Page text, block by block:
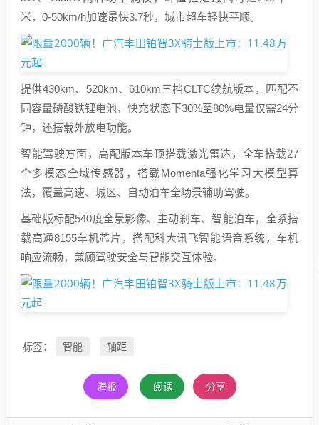
米，0-50km/h加速最快3.7秒，城市超车轻快平顺。
提供430km、520km、610km三档CLTC续航版本，匹配不
同容量磷酸铁锂电池，快充状态下30%至80%电量仅需24分
钟，还搭载外放电功能。
智能驾驶方面，高配版本车顶搭载激光雷达，全车搭载27
个多模态全域传感器，搭载Momenta强化学习大模型算
法，覆盖高速、城区、自动泊车全场景辅助驾驶。
基础版标配540度全景影像、主动刹车、智能泊车，全系搭
载高通8155车机芯片，搭配科大讯飞智能语音系统，车机
响应流畅，兼顾驾驶安全与智能交互体验。
标签： 智能 轴距
海报 阅读 分享